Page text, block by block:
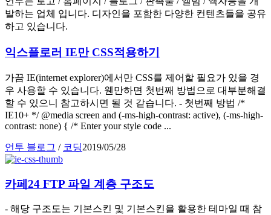
발하는 업체 입니다. 디자인을 포함한 다양한 컨텐츠들을 공유
하고 있습니다.
익스플로러 IE만 CSS적용하기
가끔 IE(internet explorer)에서만 CSS를 제어할 필요가 있을 경
우 사용할 수 있습니다. 웬만하면 첫번째 방법으로 대부분해결
할 수 있으니 참고하시면 될 것 같습니다. - 첫번째 방법 /*
IE10+ */ @media screen and (-ms-high-contrast: active), (-ms-high-
contrast: none) { /* Enter your style code ...
언투 블로그 / 코딩2019/05/28
카페24 FTP 파일 계층 구조도
- 해당 구조도는 기본스킨 및 기본스킨을 활용한 테마일 때 참